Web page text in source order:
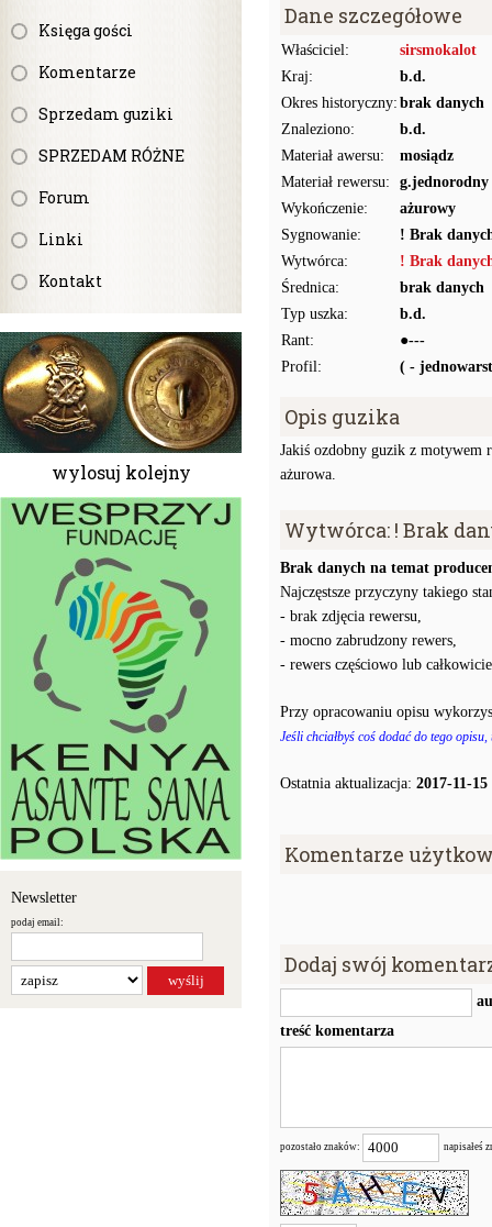
Księga gości
Komentarze
Sprzedam guziki
SPRZEDAM RÓŻNE
Forum
Linki
Kontakt
wylosuj kolejny
Newsletter
podaj email:
Dane szczegółowe
Właściciel:
sirsmokalot
Kraj:
b.d.
Okres historyczny: brak danych
Znaleziono:
b.d.
Materiał awersu:
mosiądz
Materiał rewersu:
g.jednorodny
Wykończenie:
ażurowy
Sygnowanie:
! Brak
Wytwórca:
! Brak
Średnica:
brak danych
Typ uszka:
b.d.
Rant:
●---
Profil:
( -
Opis guzika
Jakiś ozdobny guzik z motywem
ażurowa.
Wytwórca: ! Brak
Brak danych na temat
Najczęstsze przyczyny takiego
- brak zdjęcia rewersu,
- mocno zabrudzony rewers,
- rewers częściowo lub
Przy opracowaniu opisu
Jeśli chciałbyś coś dodać do tego
Ostatnia aktualizacja: 2017-11-15
Komentarze
Dodaj swój
treść komentarza
pozostało znaków: napisałeś